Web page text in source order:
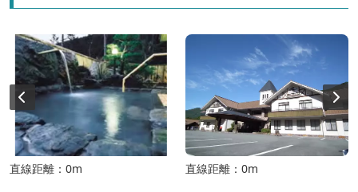
直線距離：0m 直線距離：0m